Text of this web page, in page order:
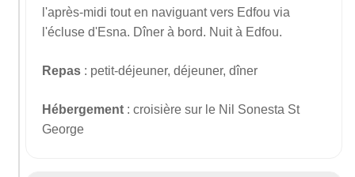
l'après-midi tout en naviguant vers Edfou via
l'écluse d'Esna. Dîner à bord. Nuit à Edfou.
Repas : petit-déjeuner, déjeuner, dîner
Hébergement : croisière sur le Nil Sonesta St
George